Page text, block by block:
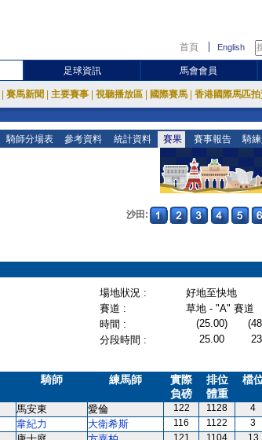
首頁 English
足球資訊 馬會會員
賽馬新聞 主要賽事 視聽播放區 國際賽馬 香港國際馬匹
騎師分場表 參考資料 統計資料 賽果 賽事報告 騎
沙田:
場地狀況 :
好地至快地
賽道 :
草地 - "A" 賽道
時間 : (25.00)
分段時間 :
25.00
騎師 練馬師
實際
負磅
排位
體重
檔
馬安東 愛倫 122 1128 4
韋紀力 大衛希斯 116 1122 3
121 1104 13